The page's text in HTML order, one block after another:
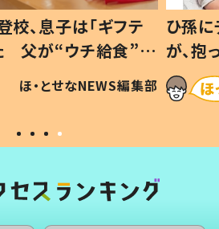
、息子は「ギフテ
父が“ウチ給食”を
理由とは #令和の親
ほ・とせなNEWS編集部
ひ孫
が、
「涙が
い」